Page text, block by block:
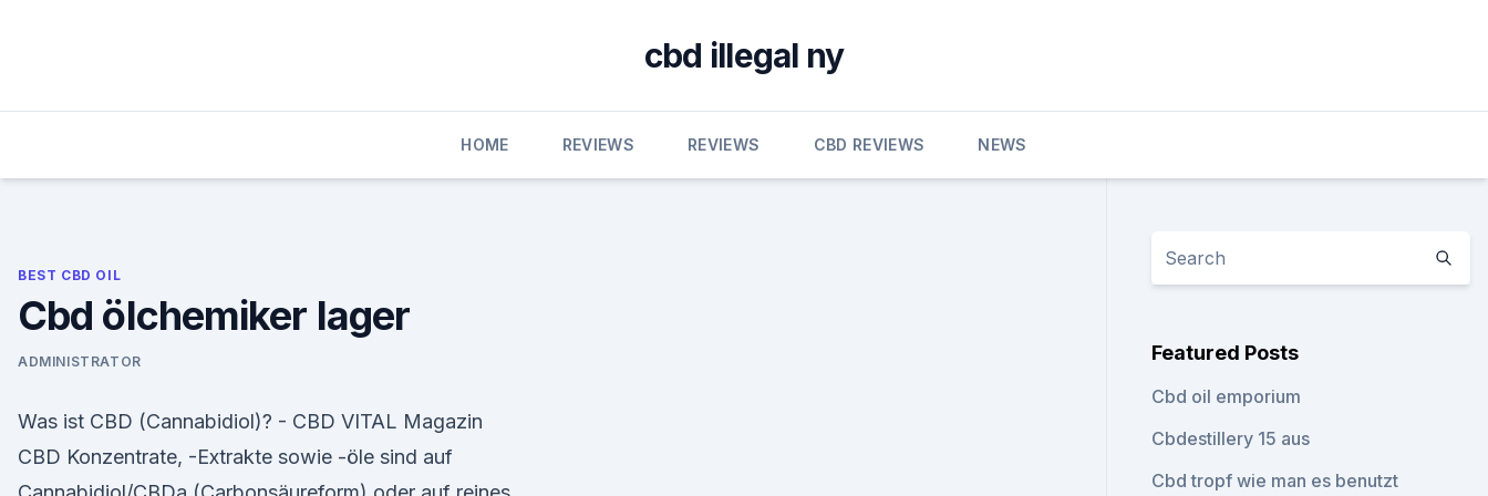
cbd illegal ny
HOME REVIEWS REVIEWS CBD REVIEWS NEWS
BEST CBD OIL
Cbd ölchemiker lager
ADMINISTRATOR
Was ist CBD (Cannabidiol)? - CBD VITAL Magazin
CBD Konzentrate, -Extrakte sowie -öle sind auf
Featured Posts
Cbd oil emporium
Cbdestillery 15 aus
Cbd tropf wie man es benutzt